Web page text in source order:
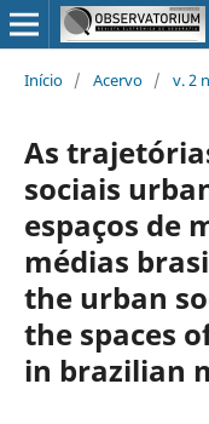
Início / Acervo / v. 2
As
sociais
espaços de
médias
the urban
the spaces
in brazilian